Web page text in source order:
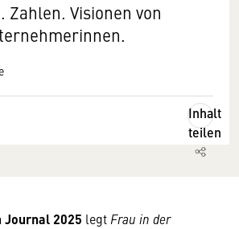
Zahlen. Visionen von
Inhalt
teilen
2025 legt Frau in der